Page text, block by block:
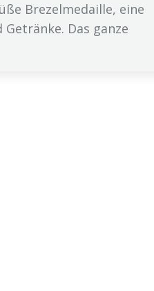
Brezelmedaille, eine
Das ganze